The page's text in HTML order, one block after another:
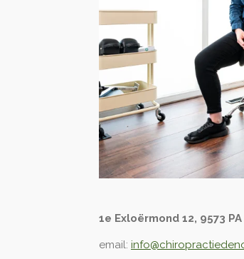
1e Exloërmond 12, 9573
email: